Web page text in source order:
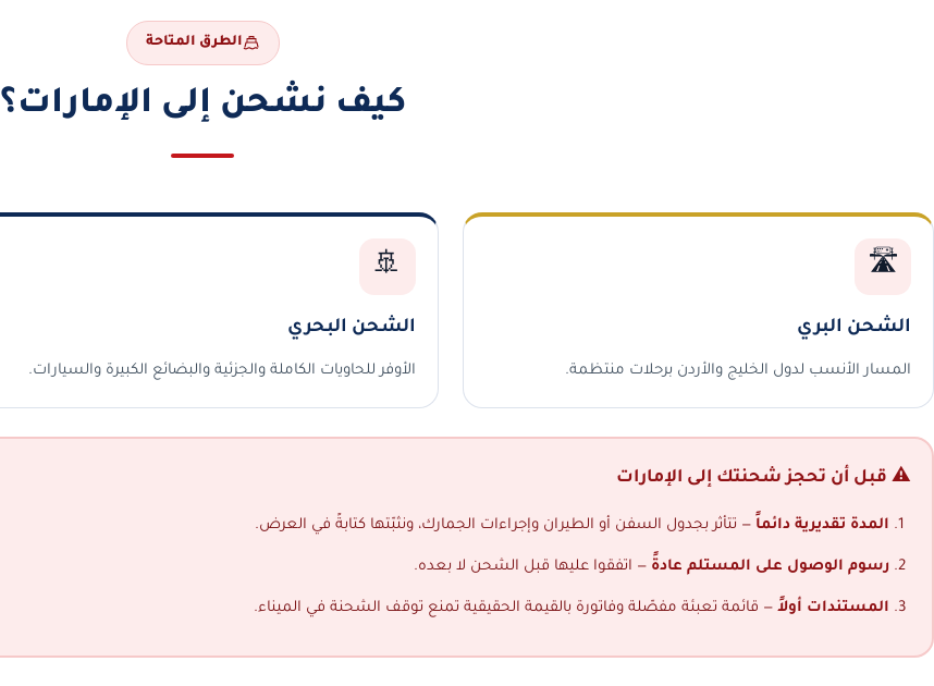
الطرق المتاحة
كيف نشحن إلى الإمارات؟
🛣️
الشحن البري
المسار الأنسب لدول الخليج والأردن برحلات منتظمة.
🚢
الشحن البحري
الأوفر للحاويات الكاملة والجزئية والبضائع الكبيرة والسيارات.
⚠️ قبل أن تحجز شحنتك إلى الإمارات
المدة تقديرية دائماً — تتأثر بجدول السفن أو الطيران وإجراءات الجمارك، ونثبّتها كتابةً في العرض.
رسوم الوصول على المستلم عادةً — اتفقوا عليها قبل الشحن لا بعده.
المستندات أولاً — قائمة تعبئة مفصّلة وفاتورة بالقيمة الحقيقية تمنع توقف الشحنة في الميناء.